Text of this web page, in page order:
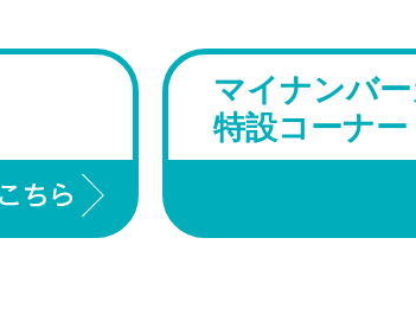
マイナンバ
特設コーナー